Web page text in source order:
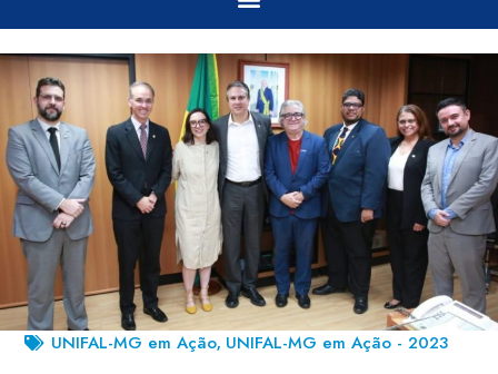
UNIFAL-MG em Ação, UNIFAL-MG em Ação - 2023